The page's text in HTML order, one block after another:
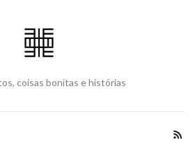
coisas bonitas e histórias